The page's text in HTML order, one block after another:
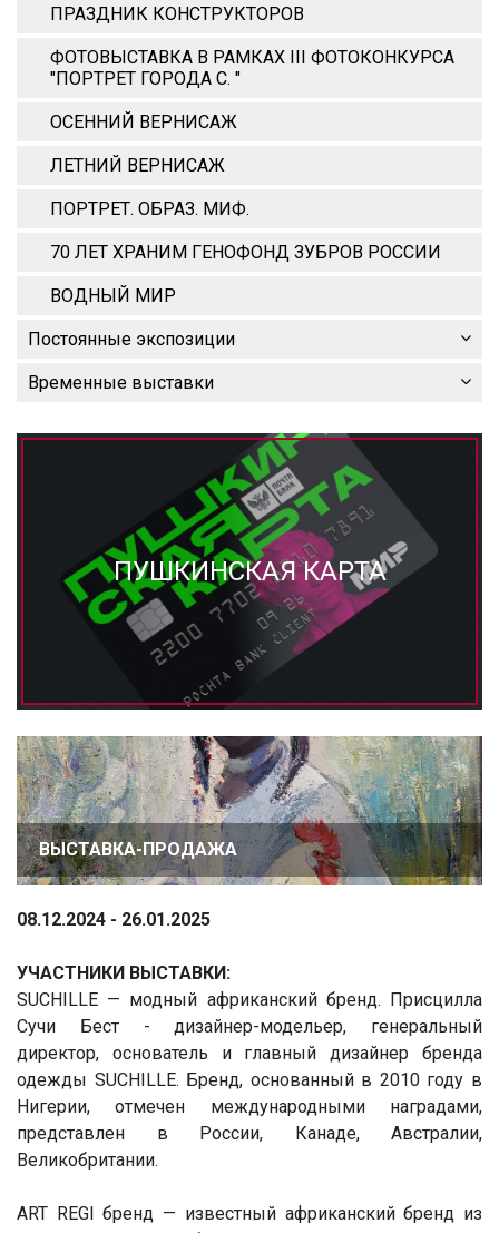
ПРАЗДНИК КОНСТРУКТОРОВ
ФОТОВЫСТАВКА В РАМКАХ III ФОТОКОНКУРСА
"ПОРТРЕТ ГОРОДА С. "
ОСЕННИЙ ВЕРНИСАЖ
ЛЕТНИЙ ВЕРНИСАЖ
ПОРТРЕТ. ОБРАЗ. МИФ.
70 ЛЕТ ХРАНИМ ГЕНОФОНД ЗУБРОВ РОССИИ
ВОДНЫЙ МИР
Постоянные экспозиции
Временные выставки
ПУШКИНСКАЯ КАРТА
ВЫСТАВКА-ПРОДАЖА
08.12.2024 - 26.01.2025
УЧАСТНИКИ ВЫСТАВКИ:
SUCHILLE — модный африканский бренд. Присцилла
Сучи Бест - дизайнер-модельер, генеральный
директор, основатель и главный дизайнер бренда
одежды SUCHILLE. Бренд, основанный в 2010 году в
Нигерии, отмечен международными наградами,
представлен в России, Канаде, Австралии,
Великобритании.
ART REGI бренд — известный африканский бренд из